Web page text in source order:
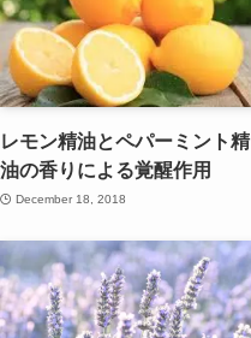
レモン精油とペパーミント精
油の香りによる覚醒作用
December 18, 2018